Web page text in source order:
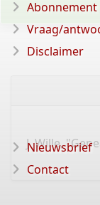
J. Wille,
Abonnement
Vraag/
Disclaimer
Nieuwsbrief
Contact